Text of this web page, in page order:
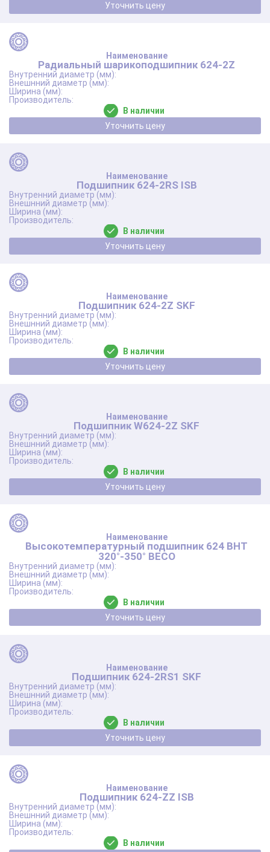
Уточнить цену
Радиальный шарикоподшипник 624-2Z
В наличии
Уточнить цену
Подшипник 624-2RS ISB
В наличии
Уточнить цену
Подшипник 624-2Z SKF
В наличии
Уточнить цену
Подшипник W624-2Z SKF
В наличии
Уточнить цену
Высокотемпературный подшипник 624 BHT
320°-350° BECO
В наличии
Уточнить цену
Подшипник 624-2RS1 SKF
В наличии
Уточнить цену
Подшипник 624-ZZ ISB
В наличии